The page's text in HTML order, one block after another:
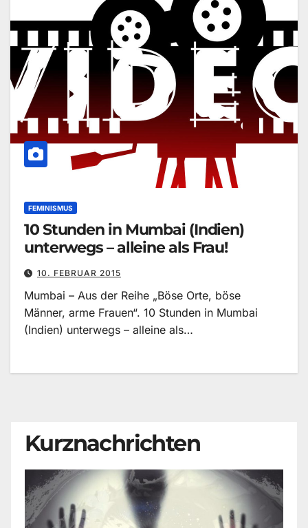
FEMINISMUS
10 Stunden in Mumbai (Indien)
unterwegs – alleine als Frau!
10. FEBRUAR 2015
Mumbai – Aus der Reihe „Böse Orte, böse
Männer, arme Frauen“. 10 Stunden in Mumbai
(Indien) unterwegs – alleine als…
Kurznachrichten